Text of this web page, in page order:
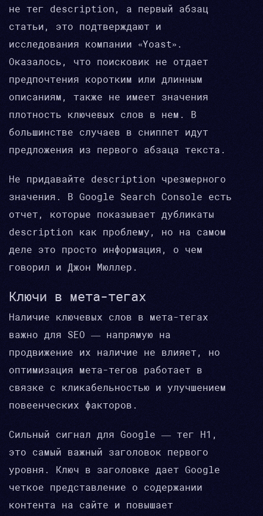
не тег description, а первый абзац
статьи, это подтверждают и
исследования компании «Yoast».
Оказалось, что поисковик не отдает
предпочтения коротким или длинным
описаниям, также не имеет значения
плотность ключевых слов в нем. В
большинстве случаев в сниппет идут
предложения из первого абзаца текста.
Не придавайте description чрезмерного
значения. В Google Search Console есть
отчет, которые показывает дубликаты
description как проблему, но на самом
деле это просто информация, о чем
говорил и Джон Мюллер.
Ключи в мета-тегах
Наличие ключевых слов в мета-тегах
важно для SEO — напрямую на
продвижение их наличие не влияет, но
оптимизация мета-тегов работает в
связке с кликабельностью и улучшением
повеенческих факторов.
Сильный сигнал для Google — тег H1,
это самый важный заголовок первого
уровня. Ключ в заголовке дает Google
четкое представление о содержании
контента на сайте и повышает